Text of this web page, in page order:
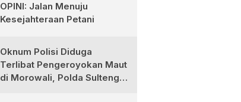
OPINI: Jalan Menuju
Kesejahteraan Petani
Oknum Polisi Diduga
Terlibat Pengeroyokan Maut
di Morowali, Polda Sulteng